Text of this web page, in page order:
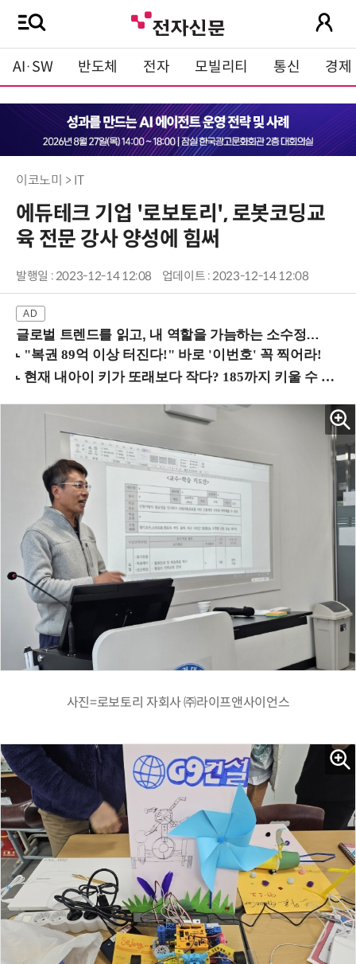
AI·SW 반도체 전자 모빌리티 통신 경제
이코노미 > IT
에듀테크 기업 '로보토리', 로봇코딩교
육 전문 강사 양성에 힘써
발행일 : 2023-12-14 12:08 업데이트 : 2023-12-14 12:08
글로벌 트렌드를 읽고, 내 역할을 가늠하는 소수정예 실습 워크숍 (8/28 신논현역)
사진=로보토리 자회사 ㈜라이프앤사이언스